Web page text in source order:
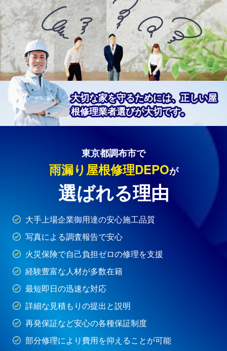
大切な家を守るためには、正しい屋
根修理業者選びが大切です。
東京都調布市で
雨漏り屋根修理DEPOが
選ばれる理由
大手上場企業御用達の安心施工品質
写真による調査報告で安心
火災保険で自己負担ゼロの修理を支援
経験豊富な人材が多数在籍
最短即日の迅速な対応
詳細な見積もりの提出と説明
再発保証など安心の各種保証制度
部分修理により費用を抑えることが可能